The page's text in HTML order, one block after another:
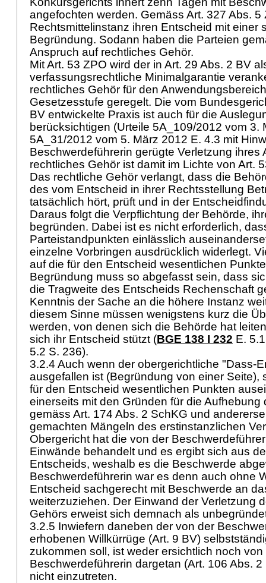
angefochten werden. Gemäss Art. 327 Abs. 5
Rechtsmittelinstanz ihren Entscheid mit einer
Begründung. Sodann haben die Parteien
Anspruch auf rechtliches Gehör.
MitArt. 53 ZPO wird der in Art. 29 Abs. 2 BV
verfassungsrechtliche Minimalgarantie
rechtliches Gehör für den
Gesetzesstufe geregelt. Die vom
BV entwickelte Praxis ist auch für die
berücksichtigen (Urteile 5A_109/2012 vom 3.
5A_31/2012 vom 5. März 2012 E. 4.3 mit
Beschwerdeführerin gerügte Verletzung ihres
rechtliches Gehör ist damit im Lichte von Art.
Das rechtliche Gehör verlangt, dass die
des vom Entscheid in ihrer Rechtsstellung
tatsächlich hört, prüft und in der
Daraus folgt die Verpflichtung der Behörde,
begründen. Dabei ist es nicht erforderlich,
Parteistandpunkten einlässlich
einzelne Vorbringen ausdrücklich widerlegt.
auf die für den Entscheid wesentlichen
Begründung muss so abgefasst sein, dass
die Tragweite des Entscheids Rechenschaft
Kenntnis der Sache an die höhere Instanz
diesem Sinne müssen wenigstens kurz die
werden, von denen sich die Behörde hat
sich ihr Entscheid stützt (BGE 138 I 232 E.
5.2 S. 236).
3.2.4 Auch wenn der obergerichtliche "Dass-
ausgefallen ist (Begründung von einer Seite),
für den Entscheid wesentlichen Punkten
einerseits mit den Gründen für die Aufhebung
gemäss Art. 174 Abs. 2 SchKG und
gemachten Mängeln des erstinstanzlichen
Obergericht hat die von der
Einwände behandelt und es ergibt sich aus
Entscheids, weshalb es die Beschwerde
Beschwerdeführerin war es denn auch ohne
Entscheid sachgerecht mit Beschwerde an
weiterzuziehen. Der Einwand der Verletzung
Gehörs erweist sich demnach als
3.2.5 Inwiefern daneben der von der
erhobenen Willkürrüge (Art. 9 BV)
zukommen soll, ist weder ersichtlich noch von
Beschwerdeführerin dargetan (Art. 106 Abs. 2
nicht einzutreten.